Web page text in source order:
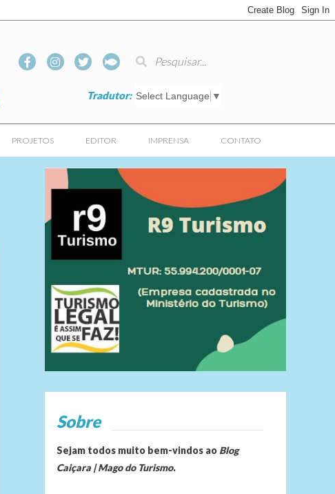
Select Language ▼
Tradutor:
PROJETOS EDITOR IMPRENSA CONTATO
Sobre
Sejam todos muito bem-vindos ao Blog
Caiçara | Mago do Turismo.